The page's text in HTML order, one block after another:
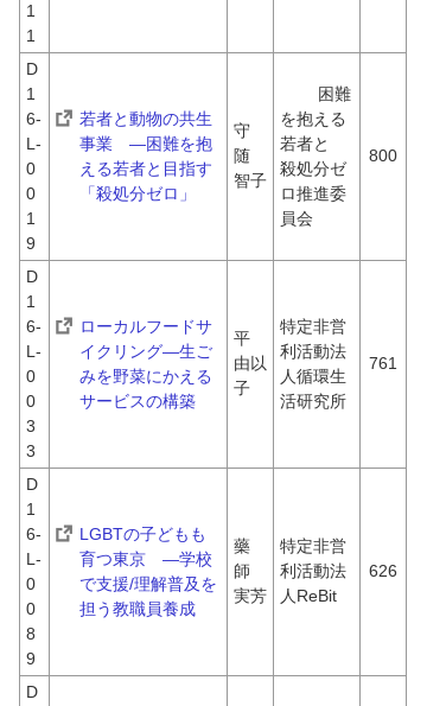
1
1
D
1
6-
L-
0
0
1
9
若者と動物の共生
事業　―困難を抱
える若者と目指す
「殺処分ゼロ」
守
随
智子
を抱える
若者と
殺処分ゼ
ロ推進委
員会
800
D
1
6-
L-
0
0
3
3
ローカルフードサ
イクリング―生ご
みを野菜にかえる
サービスの構築
平
由以
子
特定非営
利活動法
人循環生
活研究所
761
D
1
6-
L-
0
0
8
9
LGBTの子どもも
育つ東京　―学校
で支援/理解普及を
担う教職員養成
藥
師
実芳
特定非営
利活動法
人ReBit
626
D